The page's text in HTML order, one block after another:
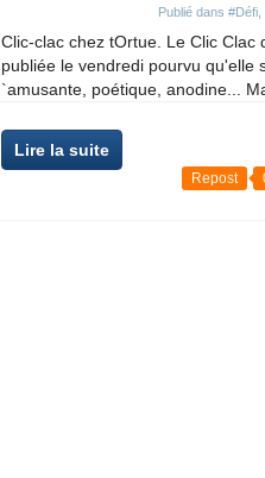
Publié dans #Défi
Clic-clac chez tOrtue. Le Clic Clac
publiée le vendredi pourvu qu'elle
`amusante, poétique, anodine...
Lire la suite
Repost